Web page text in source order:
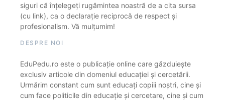
siguri că înțelegeți rugămintea noastră de a cita sursa
(cu link), ca o declarație reciprocă de respect și
profesionalism. Vă mulțumim!
DESPRE NOI
EduPedu.ro este o publicație online care găzduiește
exclusiv articole din domeniul educației și cercetării.
Urmărim constant cum sunt educați copiii noștri, cine și
cum face politicile din educație și cercetare, cine și cum